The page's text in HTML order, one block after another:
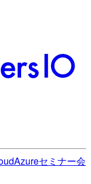
Azureセミナー会